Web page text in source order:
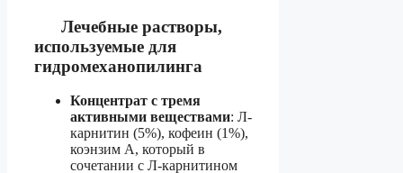
Лечебные растворы,
используемые для
гидромеханопилинга
Концентрат с тремя
активными веществами: Л-
карнитин (5%), кофеин (1%),
коэнзим А, который в
сочетании с Л-карнитином